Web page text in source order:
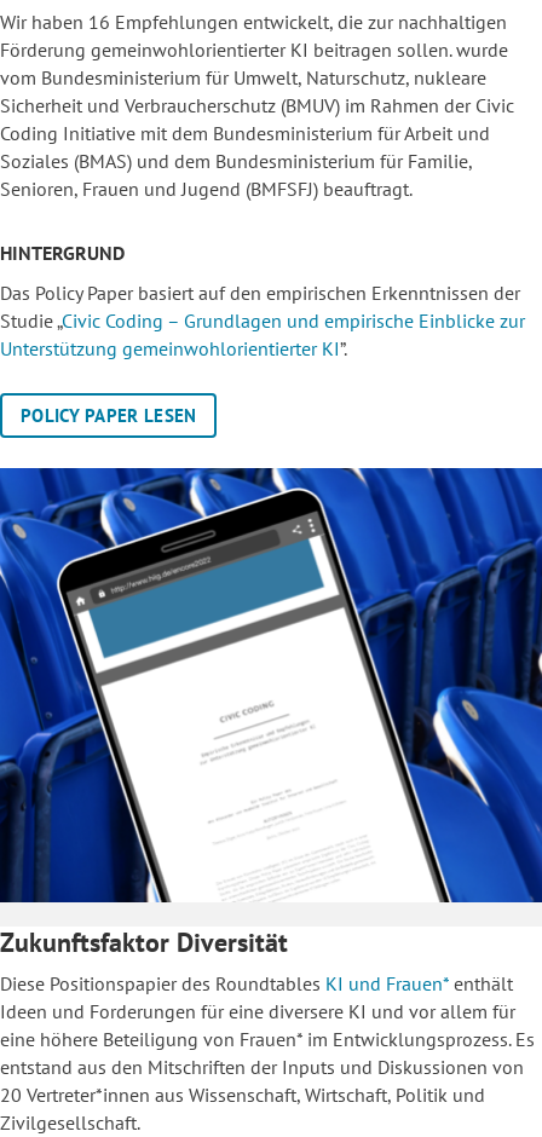
Wir haben 16 Empfehlungen entwickelt, die zur nachhaltigen
Förderung gemeinwohlorientierter KI beitragen sollen. wurde
vom Bundesministerium für Umwelt, Naturschutz, nukleare
Sicherheit und Verbraucherschutz (BMUV) im Rahmen der Civic
Coding Initiative mit dem Bundesministerium für Arbeit und
Soziales (BMAS) und dem Bundesministerium für Familie,
Senioren, Frauen und Jugend (BMFSFJ) beauftragt.
HINTERGRUND
Das Policy Paper basiert auf den empirischen Erkenntnissen der
Studie „Civic Coding – Grundlagen und empirische Einblicke zur
Unterstützung gemeinwohlorientierter KI”.
POLICY PAPER LESEN
Zukunftsfaktor Diversität
Diese Positionspapier des Roundtables KI und Frauen* enthält
Ideen und Forderungen für eine diversere KI und vor allem für
eine höhere Beteiligung von Frauen* im Entwicklungsprozess. Es
entstand aus den Mitschriften der Inputs und Diskussionen von
20 Vertreter*innen aus Wissenschaft, Wirtschaft, Politik und
Zivilgesellschaft.